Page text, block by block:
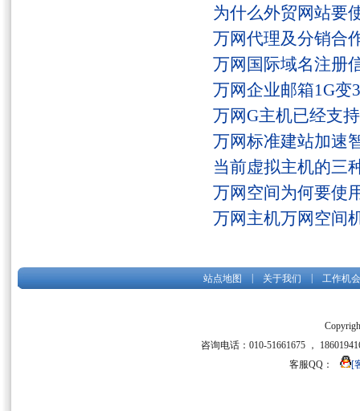
为什么外贸网站要
万网代理及分销合
万网国际域名注册
万网企业邮箱1G变
万网G主机已经支
万网标准建站加速
当前虚拟主机的三
万网空间为何要使
万网主机万网空间
站点地图 关于我们 工作机会
咨询电话：010-51661675 ，
客服QQ：
[